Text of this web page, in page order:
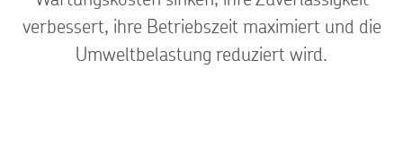
verbessert, ihre Betriebszeit maximiert und die
Umweltbelastung reduziert wird.